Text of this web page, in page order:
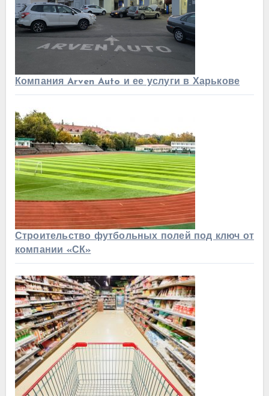
Компания Arven Auto и ее услуги в Харькове
Строительство футбольных полей под ключ от
компании «СК»